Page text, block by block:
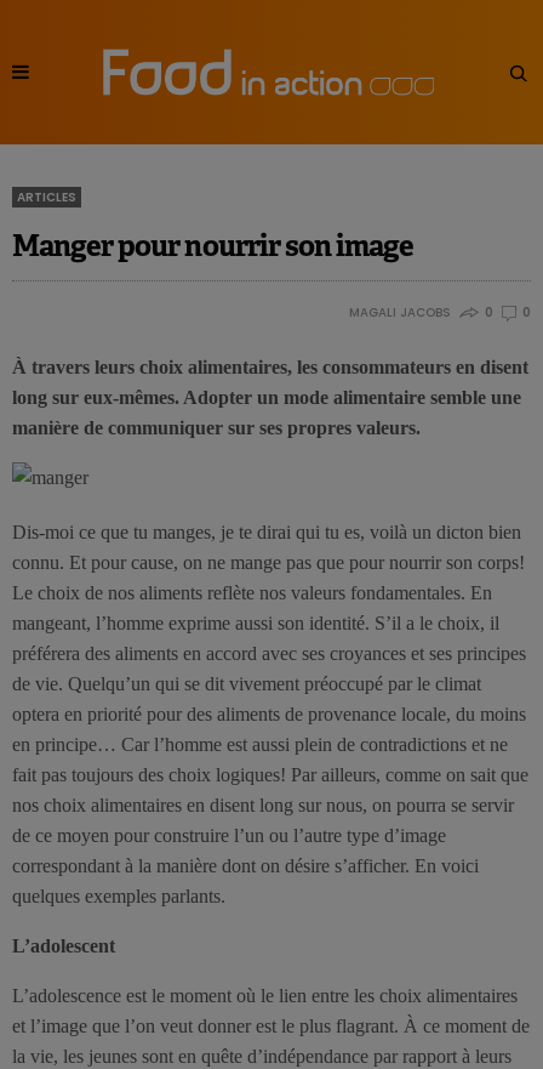
ARTICLES
Manger pour nourrir son image
MAGALI JACOBS 0 0
À travers leurs choix alimentaires, les consommateurs en disent
long sur eux-mêmes. Adopter un mode alimentaire semble une
manière de communiquer sur ses propres valeurs.
Dis-moi ce que tu manges, je te dirai qui tu es, voilà un dicton bien
connu. Et pour cause, on ne mange pas que pour nourrir son corps!
Le choix de nos aliments reflète nos valeurs fondamentales. En
mangeant, l’homme exprime aussi son identité. S’il a le choix, il
préférera des aliments en accord avec ses croyances et ses principes
de vie. Quelqu’un qui se dit vivement préoccupé par le climat
optera en priorité pour des aliments de provenance locale, du moins
en principe… Car l’homme est aussi plein de contradictions et ne
fait pas toujours des choix logiques! Par ailleurs, comme on sait que
nos choix alimentaires en disent long sur nous, on pourra se servir
de ce moyen pour construire l’un ou l’autre type d’image
correspondant à la manière dont on désire s’afficher. En voici
quelques exemples parlants.
L’adolescent
L’adolescence est le moment où le lien entre les choix alimentaires
et l’image que l’on veut donner est le plus flagrant. À ce moment de
la vie, les jeunes sont en quête d’indépendance par rapport à leurs